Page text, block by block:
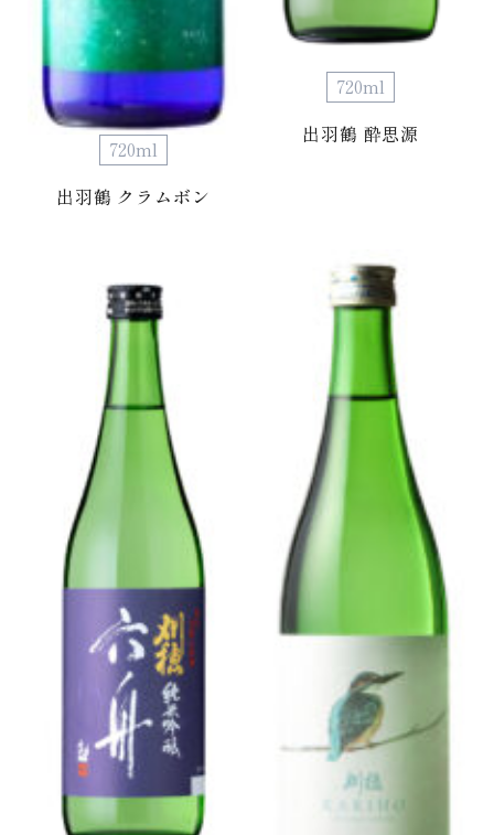
720ml
出羽鶴 クラムボン
720ml
出羽鶴 酔思源